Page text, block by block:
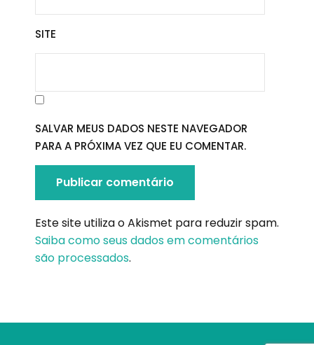
SITE
SALVAR MEUS DADOS NESTE NAVEGADOR
PARA A PRÓXIMA VEZ QUE EU COMENTAR.
Este site utiliza o Akismet para reduzir spam.
Saiba como seus dados em comentários
são processados.